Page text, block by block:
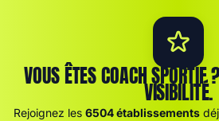
VOUS ÊTES COACH SPORTIF
VISIBILITÉ.
Rejoignez les 6504 établissements